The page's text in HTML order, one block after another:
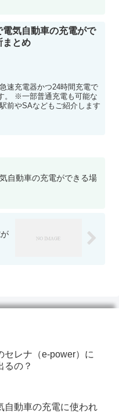
電気自動車の充電がで
まとめ
速充電器かつ24時間充電で
。 ※一部普通充電も可能な
前やSAなどもご紹介します
自動車の充電ができる場
セレナ（e-power）に
るの？
自動車の充電に使われ